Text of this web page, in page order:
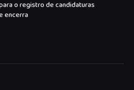
o registro de candidaturas
encerra